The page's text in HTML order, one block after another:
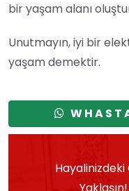
bir yaşam alanı
Unutmayın, iyi bir
yaşam demektir.
Hayalinizdeki